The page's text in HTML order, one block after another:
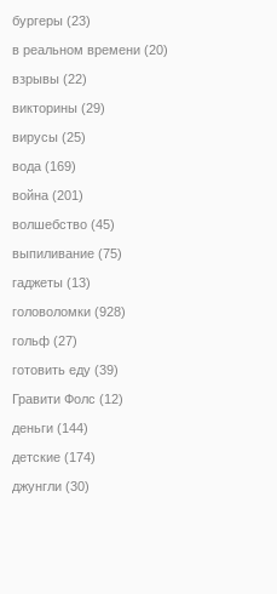
бургеры (23)
в реальном времени (20)
взрывы (22)
викторины (29)
вирусы (25)
вода (169)
война (201)
волшебство (45)
выпиливание (75)
гаджеты (13)
головоломки (928)
гольф (27)
готовить еду (39)
Гравити Фолс (12)
деньги (144)
детские (174)
джунгли (30)